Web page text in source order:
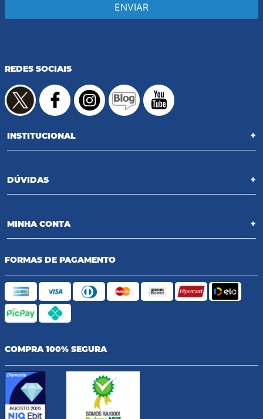
ENVIAR
REDES SOCIAIS
INSTITUCIONAL +
DÚVIDAS +
MINHA CONTA +
FORMAS DE PAGAMENTO
COMPRA 100% SEGURA